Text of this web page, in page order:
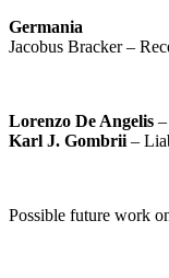
Germania
Jacobus Bracker –
Lorenzo De Angelis
Karl J. Gombrii –
Possible future work